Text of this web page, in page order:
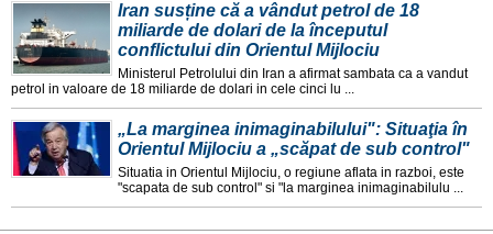
Iran susține că a vândut petrol de 18
miliarde de dolari de la începutul
conflictului din Orientul Mijlociu
Ministerul Petrolului din Iran a afirmat sambata ca a vandut
petrol in valoare de 18 miliarde de dolari in cele cinci lu ...
„La marginea inimaginabilului": Situaţia în
Orientul Mijlociu a „scăpat de sub control"
Situatia in Orientul Mijlociu, o regiune aflata in razboi, este
"scapata de sub control" si "la marginea inimaginabilulu ...